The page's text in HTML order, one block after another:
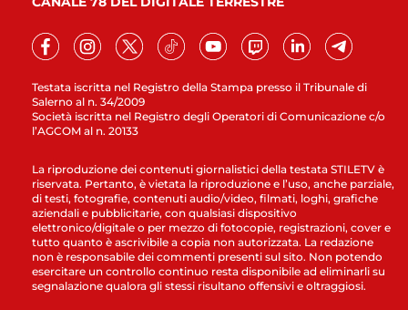
Testata iscritta nel Registro della Stampa presso il Tribunale di
Salerno al n. 34/2009
Società iscritta nel Registro degli Operatori di Comunicazione c/o
l’AGCOM al n. 20133
La riproduzione dei contenuti giornalistici della testata STILETV è
riservata. Pertanto, è vietata la riproduzione e l’uso, anche parziale,
di testi, fotografie, contenuti audio/video, filmati, loghi, grafiche
aziendali e pubblicitarie, con qualsiasi dispositivo
elettronico/digitale o per mezzo di fotocopie, registrazioni, cover e
tutto quanto è ascrivibile a copia non autorizzata. La redazione
non è responsabile dei commenti presenti sul sito. Non potendo
esercitare un controllo continuo resta disponibile ad eliminarli su
segnalazione qualora gli stessi risultano offensivi e oltraggiosi.